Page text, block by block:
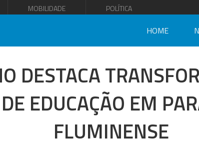
MOBILIDADE POLÍTICA
HOME
DESTACA
EDUCAÇÃO EM
FLUMINENSE